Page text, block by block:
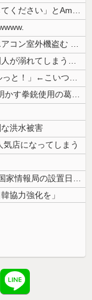
「注文キャンセルしました。身分証を提出してください」とAmazonから...
【熊本地震】車中泊避難して留守の家からエアコン室外機盗む 警察に「室外...
【動画】よく助けられたな。岐阜の川で外国人が溺れてしまう事故。
【謎】女「43億円注文して………キャンセルっと！」←こいつの目的
「撃たれても撃っちゃイカン」警視庁OBが明かす拳銃使用の葛藤…河内長野...
洪水被害
気店になってしまう
（ ´_ゝ`）中国「高市政権が法制化を進めた国家情報局の設置日が7月3...
協力強化を」